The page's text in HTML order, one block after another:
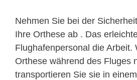
Nehmen Sie bei der
Ihre Orthese ab . Das
Flughafenpersonal die Arbeit.
Orthese während des Fluges
transportieren Sie sie in